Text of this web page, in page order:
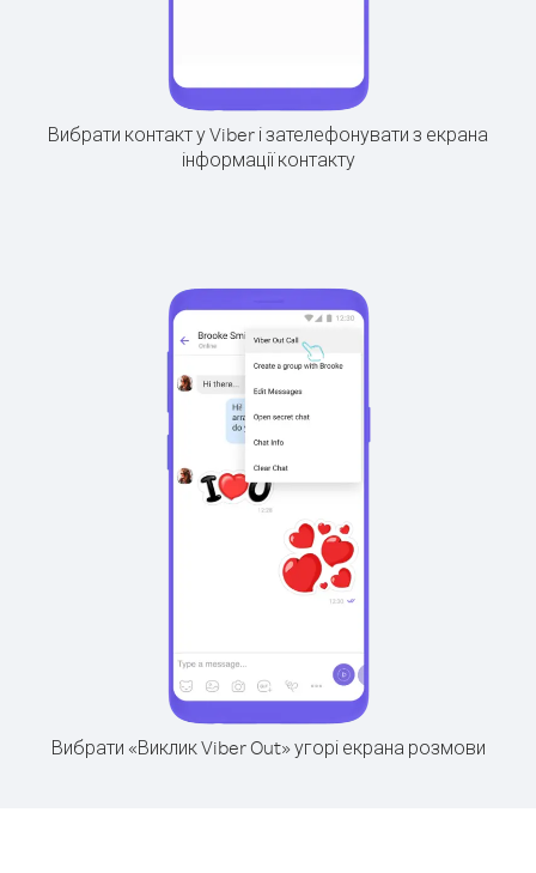
Вибрати контакт у Viber і зателефонувати з екрана
інформації контакту
Вибрати «Виклик Viber Out» угорі екрана розмови